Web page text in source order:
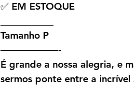
✅ EM ESTOQUE
Tamanho P
——————-
É grande a nossa alegria, e
sermos ponte entre a